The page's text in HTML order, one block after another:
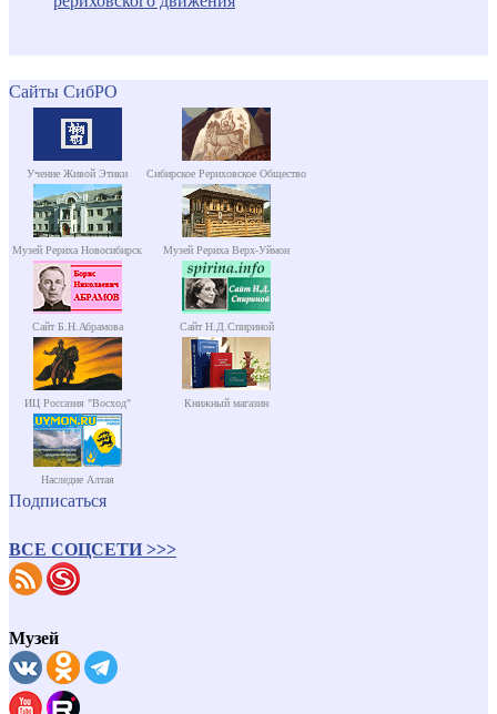
Сайты СибРО
Учение Живой Этики Сибирское Рериховское Общество
Музей Рериха Новосибирск Музей Рериха Верх-Уймон
Сайт Б.Н.Абрамова Сайт Н.Д.Спириной
ИЦ Россазия "Восход" Книжный магазин
Наследие Алтая
Подписаться
ВСЕ СОЦСЕТИ >>>
Музей